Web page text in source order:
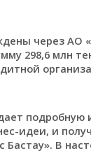
через АО
298,6 млн
идеи, и
В